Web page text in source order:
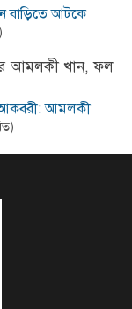
বাড়িতে আটকে
আমলকী খান, ফল
আমলকী